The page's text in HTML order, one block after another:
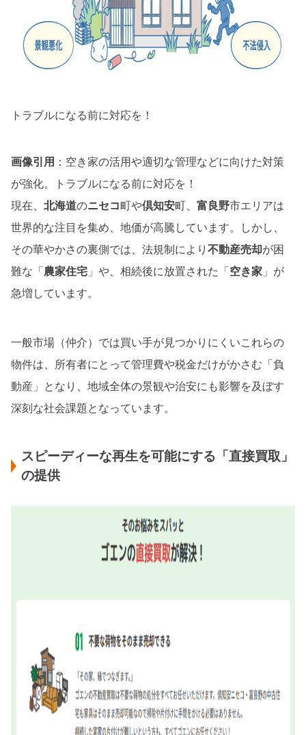
トラブルになる前に対応を！
画像引用 ：空き家の活用や適切な管理などに向けた対策
が強化。トラブルになる前に対応を！
現在、北海道のニセコ町や倶知安町、富良野市エリアは
世界的な注目を集め、地価が高騰しています。しかし、
その華やかさの裏側では、法規制により不動産売却が困
難な「 農家住宅 」や、相続後に放置された「 空き家 」が
急増しています。
一般市場（仲介）では買い手が見つかりにくいこれらの
物件は、所有者にとって管理費や税金だけがかさむ「負
動産」となり、地域全体の景観や治安にも影響を及ぼす
深刻な社会課題となっています。
スピーディーな再生を可能にする「直接買取」
の提供